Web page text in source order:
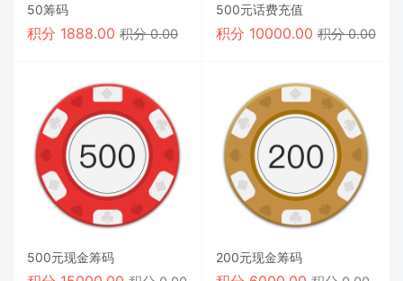
50筹码
积分 1888.00 积分 0.00
500元话费充值
积分 10000.00积分 0.00
500元现金筹码 200元现金筹码